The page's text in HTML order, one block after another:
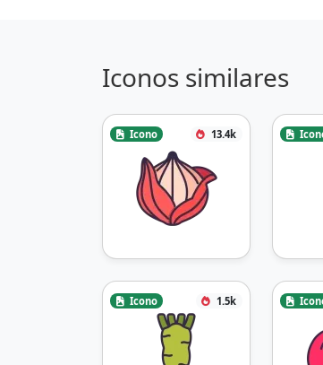
Iconos similares
Icono 13.4k
Icono 1.5k